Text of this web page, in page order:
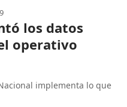
los datos
operativo
implementa lo que